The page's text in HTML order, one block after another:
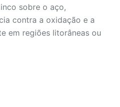
sobre o aço,
contra a oxidação e a
em regiões litorâneas ou